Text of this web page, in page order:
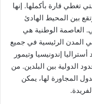
تغطي قارة بأكملها. إنها
بين المحيط الهادئ
العاصمة الوطنية هي
في المدن الرئيسية في جميع
إندونيسيا وتيمور
الدولية بين البلدين. من
المجاورة لها، يمكن